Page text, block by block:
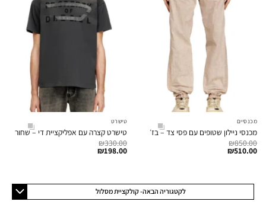
מכנסיים
מכנסי ניילון שטופים עם פסי צד – בז׳
₪850.00
₪510.00
טישרט
טישרט קצרה עם אפליקציית די – שחור
₪330.00
₪198.00
לקטגוריה הבאה- קולקציית מסלול